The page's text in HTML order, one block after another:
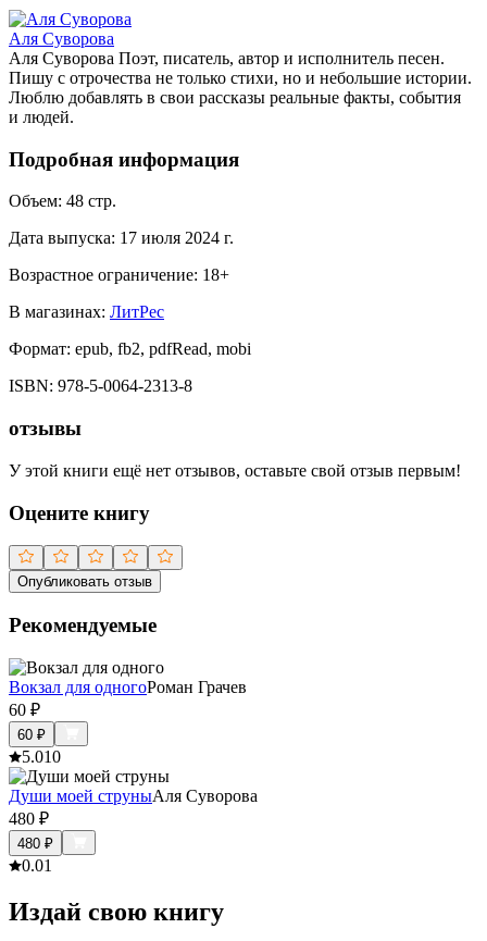
Аля Суворова
Аля Суворова Поэт, писатель, автор и исполнитель песен.
Пишу с отрочества не только стихи, но и небольшие истории.
Люблю добавлять в свои рассказы реальные факты, события
и людей.
Подробная информация
Объем: 48 стр.
Дата выпуска: 17 июля 2024 г.
Возрастное ограничение: 18+
В магазинах: ЛитРес
Формат: epub, fb2, pdfRead, mobi
ISBN: 978-5-0064-2313-8
отзывы
У этой книги ещё нет отзывов, оставьте свой отзыв первым!
Оцените книгу
Опубликовать отзыв
Рекомендуемые
Вокзал для одногоРоман Грачев
60 ₽
60 ₽
5.010
Души моей струныАля Суворова
480 ₽
480 ₽
0.01
Издай свою книгу